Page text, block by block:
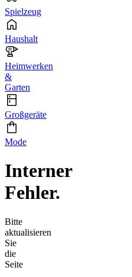
Spielzeug
Haushalt
Heimwerken
&
Garten
Großgeräte
Mode
Interner
Fehler.
Bitte
aktualisieren
Sie
die
Seite